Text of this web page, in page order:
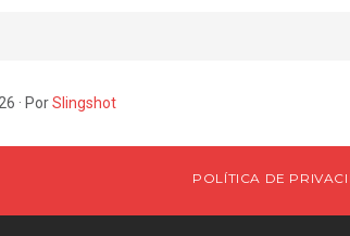
· PorSlingshot
POLÍTICA DE